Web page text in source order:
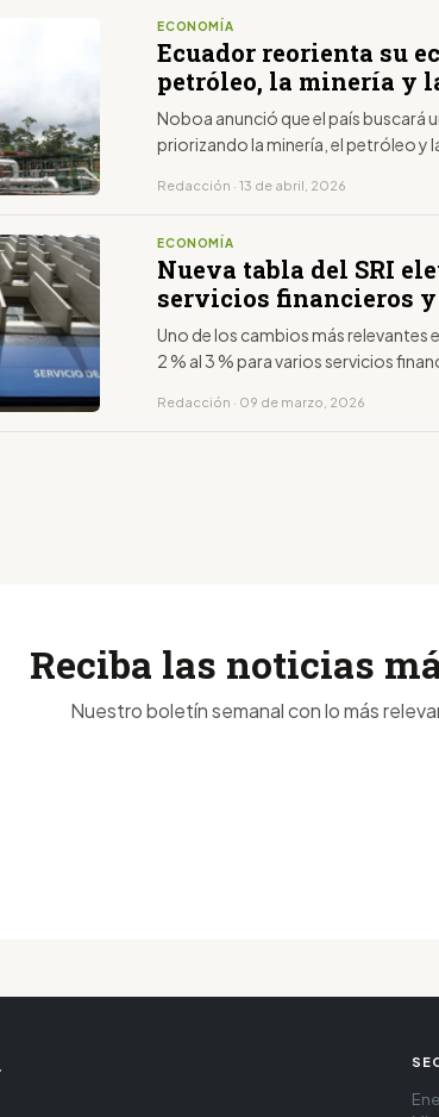
ECONOMÍA
Ecuador reorienta su
petróleo, la minería y
Noboa anunció que el país buscará
priorizando la minería, el petróleo y
Redacción · 13 de abril, 2026
ECONOMÍA
Nueva tabla del SRI
servicios financieros
Uno de los cambios más relevantes
2 % al 3 % para varios servicios
Redacción · 09 de marzo, 2026
Reciba las noticias
Nuestro boletín semanal con lo más